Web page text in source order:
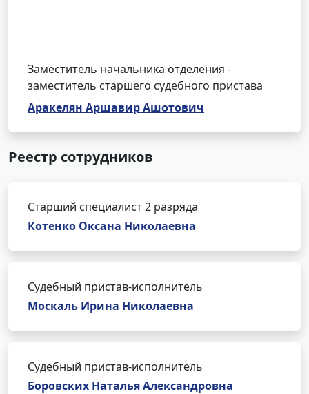
Заместитель начальника отделения -
заместитель старшего судебного пристава
Аракелян Аршавир Ашотович
Реестр сотрудников
Старший специалист 2 разряда
Котенко Оксана Николаевна
Судебный пристав-исполнитель
Москаль Ирина Николаевна
Судебный пристав-исполнитель
Боровских Наталья Александровна